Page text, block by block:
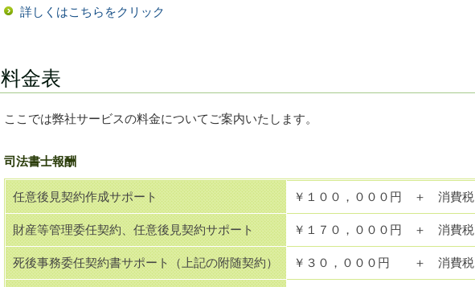
詳しくはこちらをクリック
料金表
ここでは弊社サービスの料金についてご案内いたします。
司法書士報酬
任意後見契約作成サポート ￥１００，０００円 ＋ 消費税
財産等管理委任契約、任意後見契約サポート ￥１７０，０００円 ＋ 消費税
死後事務委任契約書サポート（上記の附随契約） ￥３０，０００円 ＋ 消費税